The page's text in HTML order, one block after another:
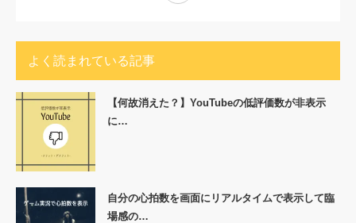
よく読まれている記事
【何故消えた？】YouTubeの低評価数が非表示
に…
自分の心拍数を画面にリアルタイムで表示して臨
場感の…